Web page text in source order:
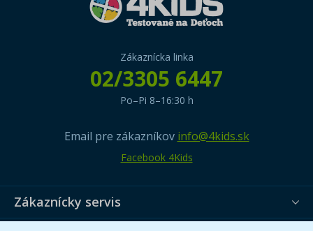
Zákaznícka linka
02/3305 6447
Po–Pi 8–16:30 h
Email pre zákazníkov info@4kids.sk
Facebook 4Kids
Zákaznícky servis